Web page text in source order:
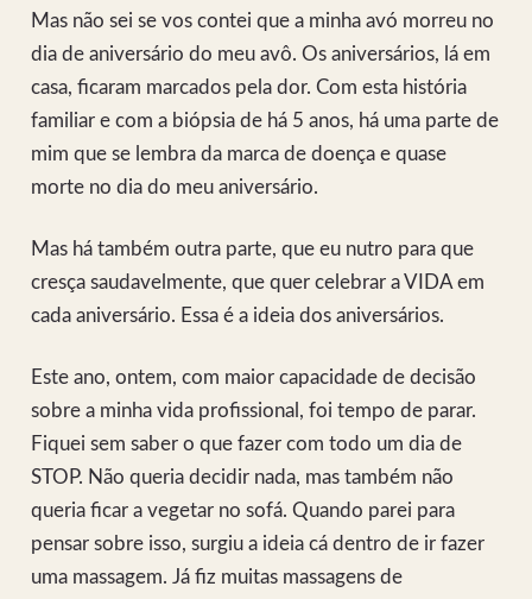
Mas não sei se vos contei que a minha avó morreu no
dia de aniversário do meu avô. Os aniversários, lá em
casa, ficaram marcados pela dor. Com esta história
familiar e com a biópsia de há 5 anos, há uma parte de
mim que se lembra da marca de doença e quase
morte no dia do meu aniversário.
Mas há também outra parte, que eu nutro para que
cresça saudavelmente, que quer celebrar a VIDA em
cada aniversário. Essa é a ideia dos aniversários.
Este ano, ontem, com maior capacidade de decisão
sobre a minha vida profissional, foi tempo de parar.
Fiquei sem saber o que fazer com todo um dia de
STOP. Não queria decidir nada, mas também não
queria ficar a vegetar no sofá. Quando parei para
pensar sobre isso, surgiu a ideia cá dentro de ir fazer
uma massagem. Já fiz muitas massagens de